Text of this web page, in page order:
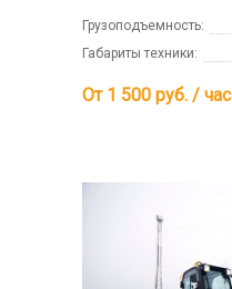
Грузоподъемность:
Габариты техники:
От 1 500 руб. / час